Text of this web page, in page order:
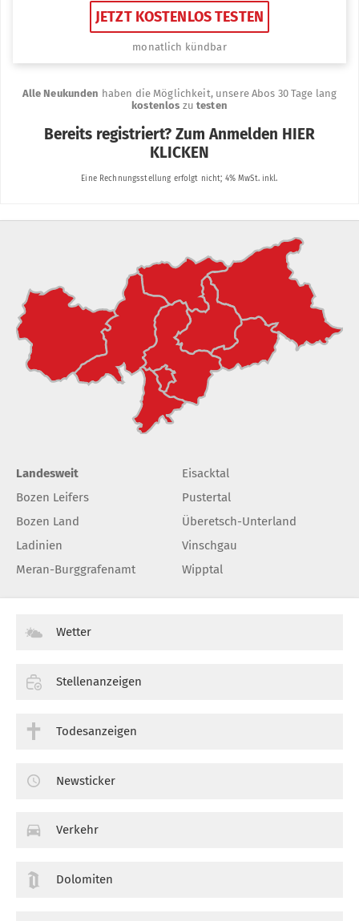
Landesweit
Bozen Leifers
Bozen Land
Ladinien
Meran-Burggrafenamt
Eisacktal
Pustertal
Überetsch-Unterland
Vinschgau
Wipptal
Wetter
Stellenanzeigen
Todesanzeigen
Newsticker
Verkehr
Dolomiten